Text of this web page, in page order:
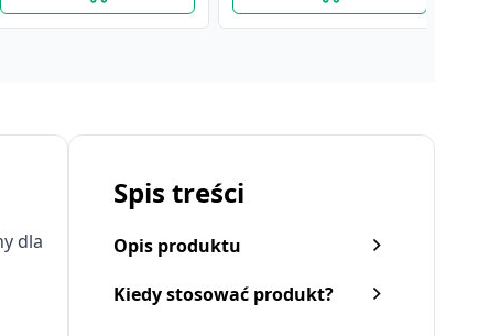
Spis treści
Opis produktu
Kiedy stosować produkt?
dla